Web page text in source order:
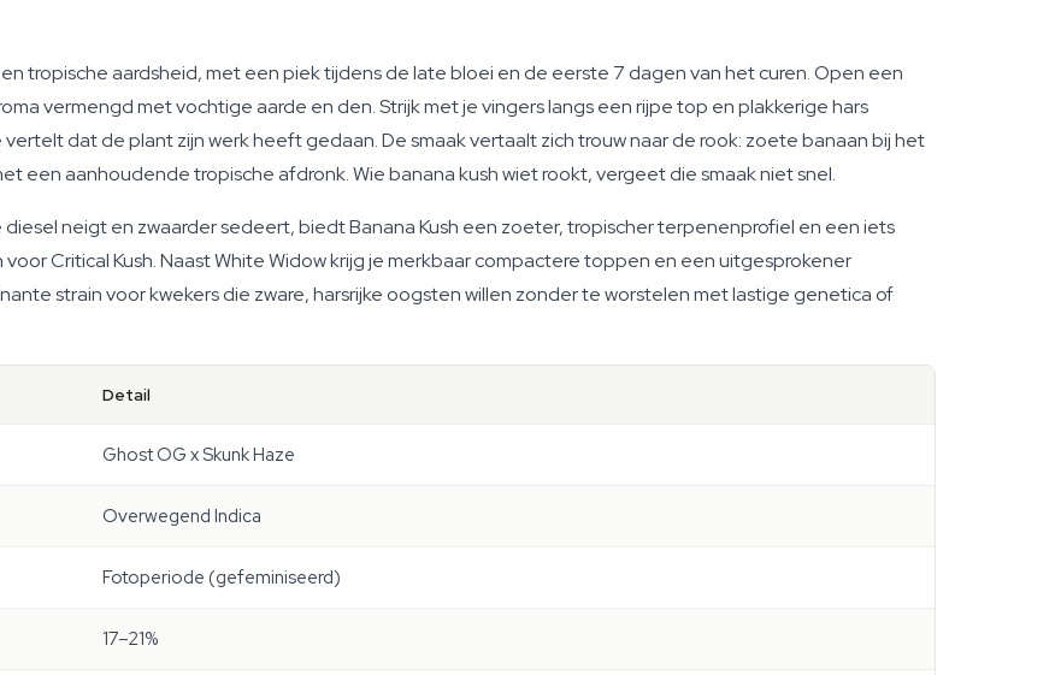
tropische aardsheid, met een piek tijdens de late bloei en de eerste 7 dagen van het curen. Open een
vermengd met vochtige aarde en den. Strijk met je vingers langs een rijpe top en plakkerige hars
dat de plant zijn werk heeft gedaan. De smaak vertaalt zich trouw naar de rook: zoete banaan bij het
een aanhoudende tropische afdronk. Wie banana kush wiet rookt, vergeet die smaak niet snel.
diesel neigt en zwaarder sedeert, biedt Banana Kush een zoeter, tropischer terpenenprofiel en een iets
Critical Kush. Naast White Widow krijg je merkbaar compactere toppen en een uitgesprokener
strain voor kwekers die zware, harsrijke oogsten willen zonder te worstelen met lastige genetica of
Detail
Ghost OG x Skunk Haze
Overwegend Indica
Fotoperiode (gefeminiseerd)
17–21%